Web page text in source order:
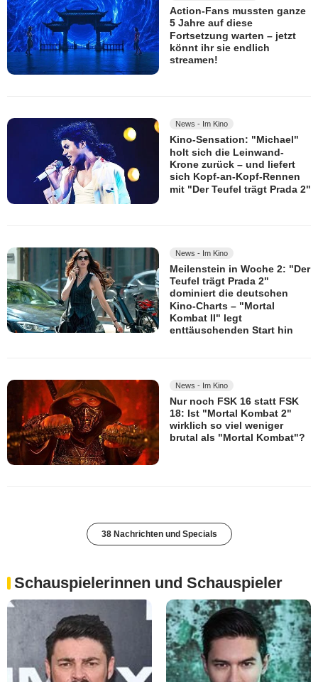
Action-Fans mussten ganze
5 Jahre auf diese
Fortsetzung warten – jetzt
könnt ihr sie endlich
streamen!
News - Im Kino
Kino-Sensation: "Michael"
holt sich die Leinwand-
Krone zurück – und liefert
sich Kopf-an-Kopf-Rennen
mit "Der Teufel trägt Prada 2"
News - Im Kino
Meilenstein in Woche 2: "Der
Teufel trägt Prada 2"
dominiert die deutschen
Kino-Charts – "Mortal
Kombat II" legt
enttäuschenden Start hin
News - Im Kino
Nur noch FSK 16 statt FSK
18: Ist "Mortal Kombat 2"
wirklich so viel weniger
brutal als "Mortal Kombat"?
38 Nachrichten und Specials
Schauspielerinnen und Schauspieler